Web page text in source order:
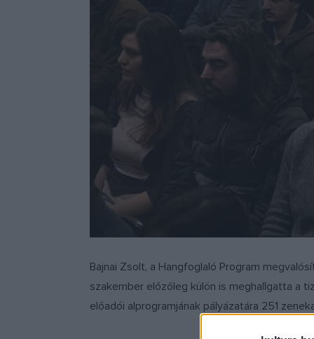
Bajnai Zsolt, a Hangfoglaló Program
szakember előzőleg külön is meghallgatta a
előadói alprogramjának pályázatára 251